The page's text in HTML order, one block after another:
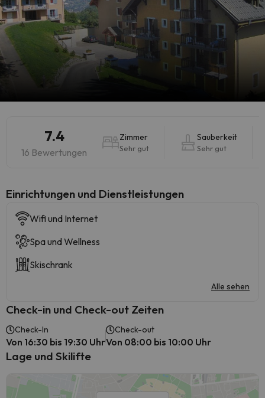
7.4
16 Bewertungen
Zimmer
Sehr gut
Sauberkeit
Sehr gut
​Einrichtungen und Dienstleistungen
Wifi und Internet
Spa und Wellness
Skischrank
Alle sehen
Check-in und Check-out Zeiten
Check-In
Von 16:30 bis 19:30 Uhr
Check-out
Von 08:00 bis 10:00 Uhr
Lage und Skilifte